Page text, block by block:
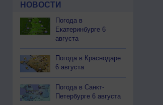
НОВОСТИ
Погода в
Екатеринбурге 6
августа
Погода в Краснодаре
6 августа
Погода в Санкт-
Петербурге 6 августа